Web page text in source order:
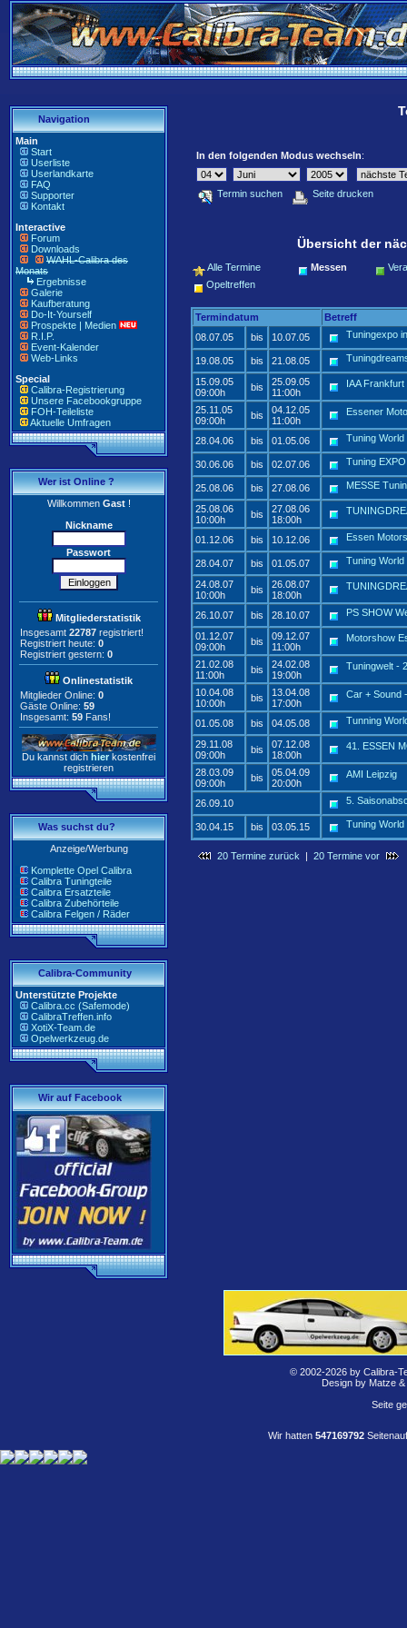
Navigation
Main
Start
Userliste
Userlandkarte
FAQ
Supporter
Kontakt
Interactive
Forum
Downloads
WAHL-Calibra des
Monats
Ergebnisse
Galerie
Kaufberatung
Do-It-Yourself
Prospekte | Medien
R.I.P.
Event-Kalender
Web-Links
Special
Calibra-Registrierung
Unsere Facebookgruppe
FOH-Teileliste
Aktuelle Umfragen
Wer ist Online ?
WillkommenGast!
Nickname
Passwort
Mitgliederstatistik
Insgesamt 22787 registriert!
Registriert heute: 0
Registriert gestern: 0
Onlinestatistik
Mitglieder Online: 0
Gäste Online: 59
Insgesamt: 59 Fans!
Du kannst dich hier kostenfrei
registrieren
Was suchst du?
Anzeige/Werbung
Komplette Opel Calibra
Calibra Tuningteile
Calibra Ersatzteile
Calibra Zubehörteile
Calibra Felgen / Räder
Calibra-Community
Unterstützte Projekte
Calibra.cc (Safemode)
CalibraTreffen.info
XotiX-Team.de
Opelwerkzeug.de
Wir auf Facebook
In den folgenden Modus wechseln:
Termin suchen Seite drucken
Übersicht der
Alle Termine Messen
Opeltreffen
Termindatum
Betreff
08.07.05
bis 10.07.05 Tuningexpo
19.08.05 bis 21.08.05
15.09.05
09:00h
bis
25.09.05
11:00h
IAA Frankfurt
25.11.05
09:00h
bis
04.12.05
11:00h
Essener
28.04.06 bis 01.05.06 Tuning
30.06.06 bis 02.07.06 Tuning
25.08.06 bis 27.08.06 MESSE
25.08.06
10:00h
bis
27.08.06
18:00h
01.12.06 bis 10.12.06 Essen
28.04.07 bis 01.05.07 Tuning
24.08.07
10:00h
bis
26.08.07
18:00h
26.10.07 bis 28.10.07 PS SHOW
01.12.07
09:00h
bis
09.12.07
11:00h
Motorshow
21.02.08
11:00h
bis
24.02.08
19:00h
Tuningwelt -
10.04.08
10:00h
bis
13.04.08
17:00h
Car + Sound
01.05.08 bis 04.05.08 Tunning
29.11.08
09:00h
bis
07.12.08
18:00h
41. ESSEN
28.03.09
09:00h
bis
05.04.09
20:00h
AMI Leipzig
26.09.10 5.
30.04.15 bis 03.05.15 Tuning World
20 Termine zurück | 20 Termine vor
© 2002-2026 by Calibra-
Design by Matze
Seite
Wir hatten 547169792